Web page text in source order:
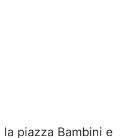
piazza Bambini e